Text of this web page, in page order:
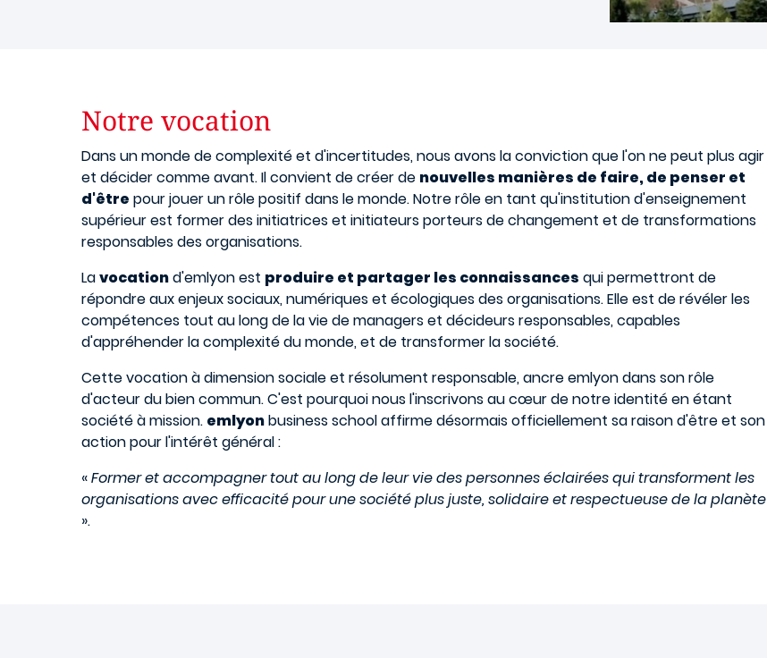
Notre vocation
Dans un monde de complexité et d'incertitudes, nous avons la conviction que l'on ne peut plus agir
et décider comme avant. Il convient de créer de nouvelles manières de faire, de penser et
d'être pour jouer un rôle positif dans le monde. Notre rôle en tant qu'institution d'enseignement
supérieur est former des initiatrices et initiateurs porteurs de changement et de transformations
responsables des organisations.
Lavocationd'emlyon est produire et partager les connaissances qui permettront de
répondre aux enjeux sociaux, numériques et écologiques des organisations. Elle est de révéler les
compétences tout au long de la vie de managers et décideurs responsables, capables
d'appréhender la complexité du monde, et de transformer la société.
Cette vocation à dimension sociale et résolument responsable, ancre emlyon dans son rôle
d'acteur du bien commun. C'est pourquoi nous l'inscrivons au cœur de notre identité en étant
société à mission. emlyonbusiness school affirme désormais officiellement sa raison d'être et son
action pour l'intérêt général :
«Former et accompagner tout au long de leur vie des personnes éclairées qui transforment les
organisations avec efficacité pour une société plus juste, solidaire et respectueuse de la planète
».